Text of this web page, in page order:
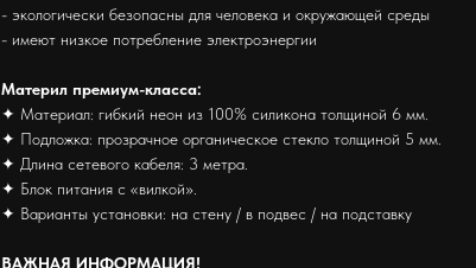
- экологически безопасны для человека и окружающей среды
- имеют низкое потребление электроэнергии
Материл премиум-класса:
✦ Материал: гибкий неон из 100% силикона толщиной 6 мм.
✦ Подложка: прозрачное органическое стекло толщиной 5 мм.
✦ Длина сетевого кабеля: 3 метра.
✦ Блок питания с «вилкой».
✦ Варианты установки: на стену / в подвес / на подставку
ВАЖНАЯ ИНФОРМАЦИЯ!